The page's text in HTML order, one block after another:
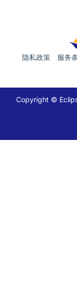
隐私政策 服务
Copyright ©